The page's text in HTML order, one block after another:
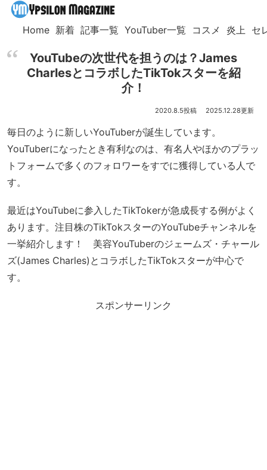
Home 新着 記事一覧 YouTuber一覧 コスメ 炎上 セ
YouTubeの次世代を担うのは？James
CharlesとコラボしたTikTokスターを紹
介！
2020.8.5 2025.12.28
毎日のように新しいYouTuberが誕生しています。
YouTuberになったとき有利なのは、有名人やほかのプラッ
トフォームで多くのフォロワーをすでに獲得している人で
す。
最近はYouTubeに参入したTikTokerが急成長する例がよく
あります。注目株のTikTokスターのYouTubeチャンネルを
一挙紹介します！ 美容YouTuberのジェームズ・チャール
ズ(James Charles)とコラボしたTikTokスターが中心で
す。
スポンサーリンク